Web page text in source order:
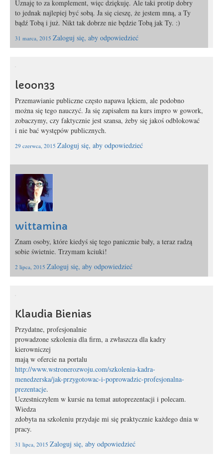
Uznaję to za komplement, więc dziękuję. Ale taki protip dobry
to jednak najlepiej być sobą. Ja się cieszę, że jestem mną, a Ty
bądź Tobą i już. Nikt tak dobrze nie będzie Tobą jak Ty. :)
31 marca, 2015 Zaloguj się, aby odpowiedzieć
leoon33
Przemawianie publiczne często napawa lękiem, ale podobno
można się tego nauczyć. Ja się zapisałem na kurs impro w gowork,
zobaczymy, czy faktycznie jest szansa, żeby się jakoś odblokować
i nie bać występów publicznych.
29 czerwca, 2015 Zaloguj się, aby odpowiedzieć
wittamina
Znam osoby, które kiedyś się tego panicznie bały, a teraz radzą
sobie świetnie. Trzymam kciuki!
2 lipca, 2015 Zaloguj się, aby odpowiedzieć
Klaudia Bienias
Przydatne, profesjonalnie
prowadzone szkolenia dla firm, a zwłaszcza dla kadry
kierowniczej
mają w ofercie na portalu
http://www.wstronerozwoju.com/szkolenia-kadra-
menedzerska/jak-przygotowac-i-poprowadzic-profesjonalna-
prezentacje.
Uczestniczyłem w kursie na temat autoprezentacji i polecam.
Wiedza
zdobyta na szkoleniu przydaje mi się praktycznie każdego dnia w
pracy.
31 lipca, 2015 Zaloguj się, aby odpowiedzieć